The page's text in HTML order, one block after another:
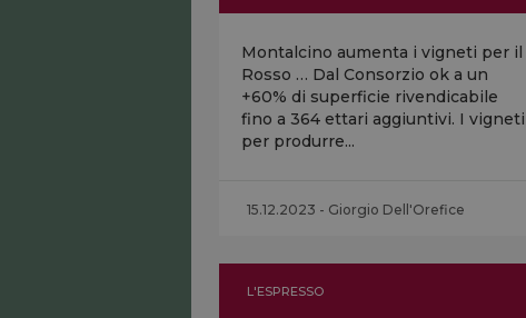
Montalcino aumenta i vigneti per il
Rosso … Dal Consorzio ok a un
+60% di superficie rivendicabile
fino a 364 ettari aggiuntivi. I vigneti
per produrre...
15.12.2023 - Giorgio Dell'Orefice
L'ESPRESSO